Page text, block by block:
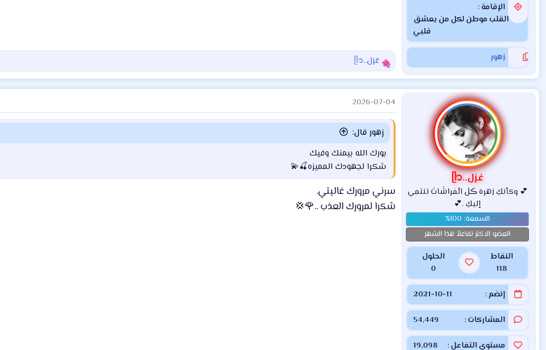
الإقامة
القلب موطن لكل من يعشق
قلبي
زهور
ا
ل
ت
ف
ا
ع
ل
:
غزل..ᥫ᭡
غزل..ᥫ᭡
💕 وكأنكِ زهرهَ ڪلٰ الٓفراشَاتَ تنتمي
إليكِ .💕
العضو الاكثر تفاعلاً هذا الشهر
النقاط
118
الحلول
0
إنضم 2021-10-11
المشاركات 54,449
مستوى التفاعل 19,098
2026-07-04
زهور قال:
بورك الله بيمنك وفيك
شكرا لجهودك المميزه🍒💫
سرني مرورك غاليتي.
شكرا لمرورك العذب ..🌹💢